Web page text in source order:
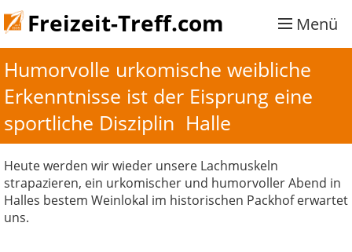
Freizeit-Treff.com Menü
Humorvolle urkomische weibliche
Erkenntnisse ist der Eisprung eine
sportliche Disziplin  Halle
Heute werden wir wieder unsere Lachmuskeln
strapazieren, ein urkomischer und humorvoller Abend in
Halles bestem Weinlokal im historischen Packhof erwartet
uns.